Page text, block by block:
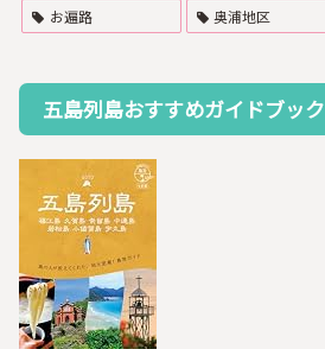
お遍路
奥浦地区
五島列島おすすめガイドブック